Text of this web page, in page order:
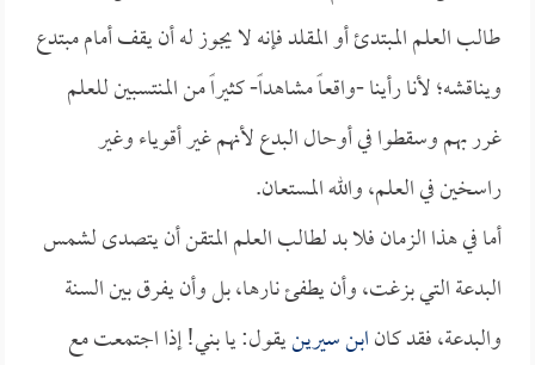
طالب العلم المبتدئ أو المقلد فإنه لا يجوز له أن يقف أمام مبتدع
ويناقشه؛ لأنا رأينا -واقعاً مشاهداً- كثيراً من المنتسبين للعلم
غرر بهم وسقطوا في أوحال البدع لأنهم غير أقوياء وغير
راسخين في العلم، والله المستعان.
أما في هذا الزمان فلا بد لطالب العلم المتقن أن يتصدى لشمس
البدعة التي بزغت، وأن يطفئ نارها، بل وأن يفرق بين السنة
والبدعة، فقد كانابن سيرينيقول: يا بني! إذا اجتمعت مع